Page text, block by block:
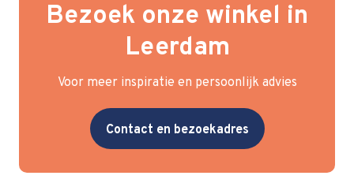
Bezoek onze winkel in
Leerdam
Voor meer inspiratie en persoonlijk advies
Contact en bezoekadres